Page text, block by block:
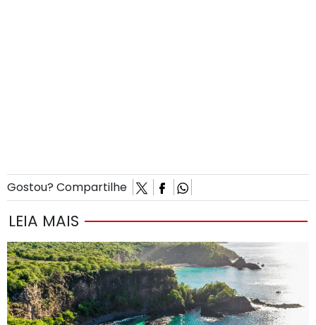
Gostou? Compartilhe
LEIA MAIS